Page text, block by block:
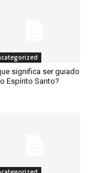
significa ser guiado
Espírito Santo?